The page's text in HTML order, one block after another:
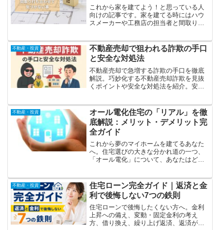
これから家を建てよう！と思っている人
向けの記事です。家を建てる時にはハウ
スメーカーや工務店の担当者と間取りや
いことがあります。完成したあとで後悔
することになるので、お伝えするポイン
トはしっかり覚えておいてください
不動産・投資
不動産売却で狙われる詐欺の手口
と安全な対処法
不動産売却で急増する詐欺の手口を徹底
解説。巧妙化する不動産売却詐欺を見抜
くポイントや安全な対処法を紹介。安心
説します。
不動産・投資
オール電化住宅の「リアル」を徹
底解説：メリット・デメリット完
全ガイド
これから夢のマイホームを建てるあなた
へ。住宅選びの大きな分かれ道の一つ、
「オール電化」について、あなたはどん
いから安全だよね？」—確かにそれらは
オール電化の魅力の一部で...
不動産・投資
住宅ローン完全ガイド｜返済と金
利で後悔しない7つの鉄則
住宅ローンで後悔したくない方へ。金利
上昇への備え、変動・固定金利の考え
方、借り換え、繰り上げ返済、返済が苦